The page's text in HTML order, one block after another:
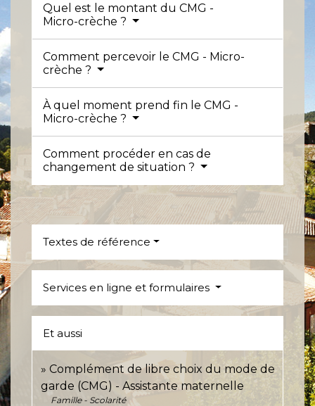
Quel est le montant du CMG -
Micro-crèche ?
Comment percevoir le CMG - Micro-
crèche ?
À quel moment prend fin le CMG -
Micro-crèche ?
Comment procéder en cas de
changement de situation ?
Textes de référence
Services en ligne et formulaires
Et aussi
Complément de libre choix du mode de
garde (CMG) - Assistante maternelle
Famille - Scolarité